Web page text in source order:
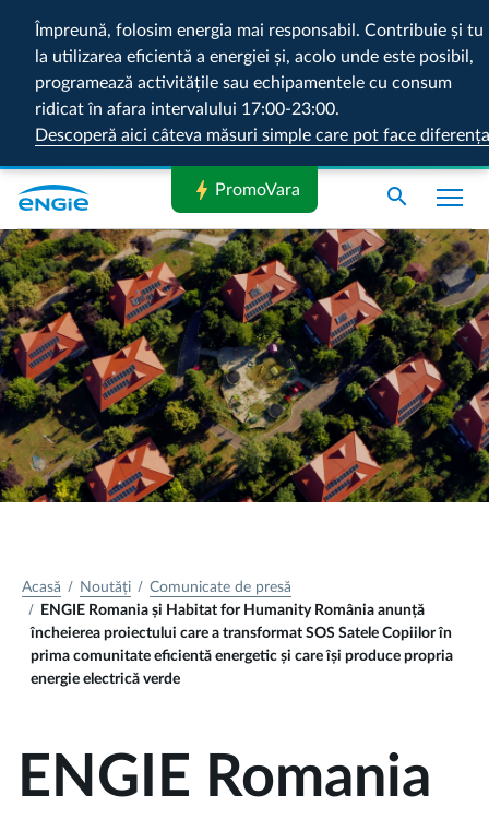
Împreună, folosim energia mai responsabil. Contribuie și tu
la utilizarea eficientă a energiei și, acolo unde este posibil,
programează activitățile sau echipamentele cu consum
ridicat în afara intervalului 17:00-23:00.
Descoperă aici câteva măsuri simple care pot face diferența
search
Acasă Noutăți
Comunicate de presă
ENGIE Romania și Habitat for Humanity România anunță
încheierea proiectului care a transformat SOS Satele Copiilor în
prima comunitate eficientă energetic și care își produce propria
energie electrică verde
ENGIE Romania
bolt PromoVara